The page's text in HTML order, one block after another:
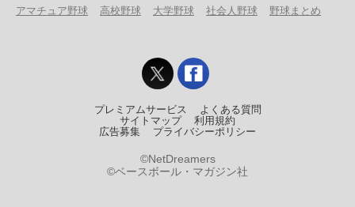
アマチュア野球
高校野球 大学野球 社会人野球 野球まとめ
プレミアムサービス
よくある質問
サイトマップ
利用規約
広告募集
プライバシーポリシー
©NetDreamers
©ベースボール・マガジン社